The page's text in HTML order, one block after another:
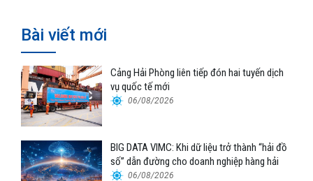
Bài viết mới
Cảng Hải Phòng liên tiếp đón hai tuyến dịch
vụ quốc tế mới
06/08/2026
BIG DATA VIMC: Khi dữ liệu trở thành “hải đồ
số” dẫn đường cho doanh nghiệp hàng hải
06/08/2026